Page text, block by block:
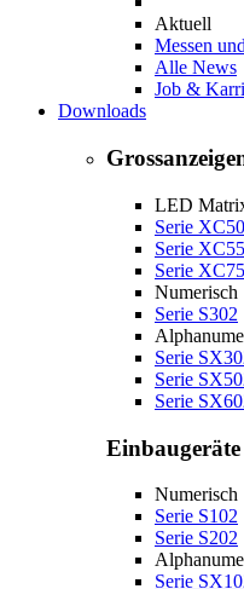
Aktuell
Messen
Alle News
Job &
Downloads
LED
Serie XC50
Serie XC55
Serie XC75
Numerisch
Serie S302
Serie
Serie
Serie
Einbaugeräte
Numerisch
Serie S102
Serie S202
Serie